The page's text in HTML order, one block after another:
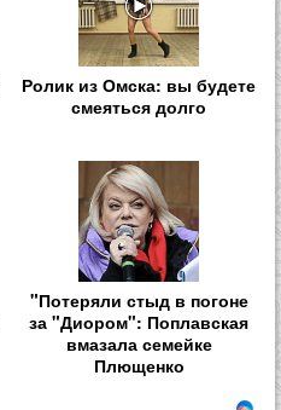
Ролик из Омска: вы будете
смеяться долго
"Потеряли стыд в погоне
за "Диором": Поплавская
вмазала семейке
Плющенко